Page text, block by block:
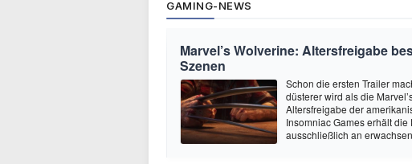
GAMING-NEWS
Marvel’s Wolverine: Altersfreigabe
Szenen
Schon die ersten Trailer
düsterer wird als die
Altersfreigabe der
Insomniac Games erhält die
ausschließlich an